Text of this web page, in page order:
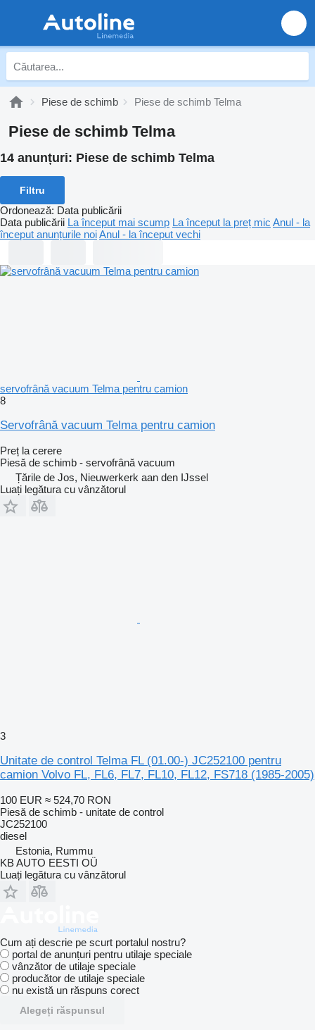
Piese de schimb Piese de schimb Telma
Piese de schimb Telma
14 anunțuri: Piese de schimb Telma
Filtru
Ordonează: Data publicării
Data publicării La început mai scump La început la preț mic Anul - la
început anunțurile noiAnul - la început vechi
servofrână vacuum Telma pentru camion
8
Servofrână vacuum Telma pentru camion
Preț la cerere
Piesă de schimb - servofrână vacuum
Țările de Jos, Nieuwerkerk aan den IJssel
Luați legătura cu vânzătorul
3
Unitate de control Telma FL (01.00-) JC252100 pentru
camion Volvo FL, FL6, FL7, FL10, FL12, FS718 (1985-2005)
100 EUR ≈ 524,70 RON
Piesă de schimb - unitate de control
JC252100
diesel
Estonia, Rummu
KB AUTO EESTI OÜ
Luați legătura cu vânzătorul
Cum ați descrie pe scurt portalul nostru?
portal de anunțuri pentru utilaje speciale
vânzător de utilaje speciale
producător de utilaje speciale
nu există un răspuns corect
Alegeți răspunsul